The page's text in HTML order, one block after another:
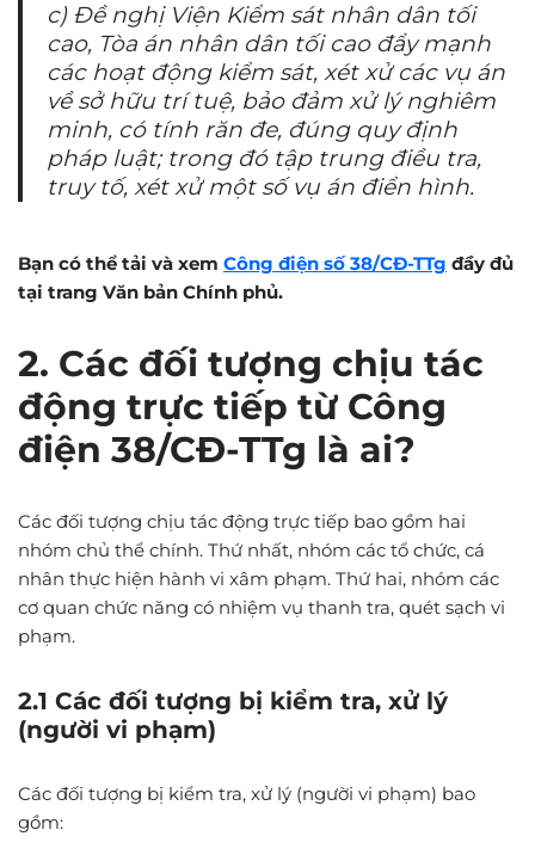
c) Đề nghị Viện Kiểm sát nhân dân tối
cao, Tòa án nhân dân tối cao đẩy mạnh
các hoạt động kiểm sát, xét xử các vụ án
về sở hữu trí tuệ, bảo đảm xử lý nghiêm
minh, có tính răn đe, đúng quy định
pháp luật; trong đó tập trung điều tra,
truy tố, xét xử một số vụ án điển hình.
Bạn có thể tải và xem Công điện số 38/CĐ-TTg đầy đủ
tại trang Văn bản Chính phủ.
2. Các đối tượng chịu tác
động trực tiếp từ Công
điện 38/CĐ-TTg là ai?
Các đối tượng chịu tác động trực tiếp bao gồm hai
nhóm chủ thể chính. Thứ nhất, nhóm các tổ chức, cá
nhân thực hiện hành vi xâm phạm. Thứ hai, nhóm các
cơ quan chức năng có nhiệm vụ thanh tra, quét sạch vi
phạm.
2.1 Các đối tượng bị kiểm tra, xử lý
(người vi phạm)
Các đối tượng bị kiểm tra, xử lý (người vi phạm) bao
gồm: